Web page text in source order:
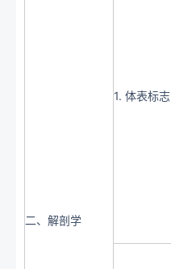
二、解剖学
1. 体表标志